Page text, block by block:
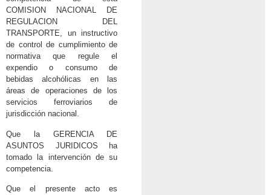
COMISION NACIONAL DE
REGULACION DEL
TRANSPORTE, un instructivo
de control de cumplimiento de
normativa que regule el
expendio o consumo de
bebidas alcohólicas en las
áreas de operaciones de los
servicios ferroviarios de
jurisdicción nacional.
Que la GERENCIA DE
ASUNTOS JURIDICOS ha
tomado la intervención de su
competencia.
Que el presente acto es